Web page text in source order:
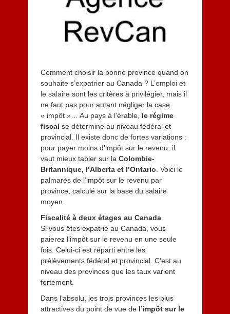
Comment choisir la bonne province quand on
souhaite s’expatrier au Canada ?L’emploiet
le salaire sont les critères à privilégier, mais il
ne faut pas pour autant négliger la case
« impôt »… Au pays à l’érable, le régime
fiscal se détermine au niveau fédéral et
provincial. Il existe donc de fortes variations :
pour payer moins d’impôt sur le revenu, il
vaut mieux tabler sur la Colombie-
Britannique, l’Alberta et l’Ontario. Voici le
palmarès de l’impôt sur le revenu par
province, calculé sur la base du salaire
moyen.
Fiscalité à deux étages au Canada
Si vous êtes expatrié au Canada, vous
paierez l’impôt sur le revenu en une seule
fois. Celui-ci est réparti entre les
prélèvements fédéral et provincial. C’est au
niveau des provinces que les taux varient
fortement.
Dans l’absolu, les trois provinces les plus
attractives du point de vue de l’impôt sur le